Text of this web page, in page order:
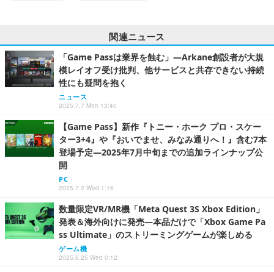
関連ニュース
「Game Passは業界を蝕む」―Arkane創設者が大規
模レイオフ受け批判、他サービスと共存できない持続
性にも疑問を抱く
ニュース
2025.7.7 Mon 13:40
【Game Pass】新作『トニー・ホーク プロ・スケー
ター3+4』や『おいでませ、みなみ通りへ！』含む7本
登場予定―2025年7月中旬までの追加ラインナップ公
開
PC
2025.7.2 Wed 1:16
数量限定VR/MR機「Meta Quest 3S Xbox Edition」
発表＆海外向けに発売―本品だけで「Xbox Game Pa
ss Ultimate」のストリーミングゲームが楽しめる
ゲーム機
2025.6.25 Wed 0:12